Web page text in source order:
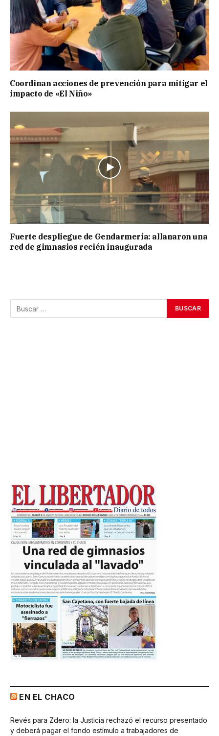
Coordinan acciones de prevención para mitigar el
impacto de «El Niño»
Fuerte despliegue de Gendarmería: allanaron una
red de gimnasios recién inaugurada
EN EL CHACO
Revés para Zdero: la Justicia rechazó el recurso presentado
y deberá pagar el fondo estímulo a trabajadores de